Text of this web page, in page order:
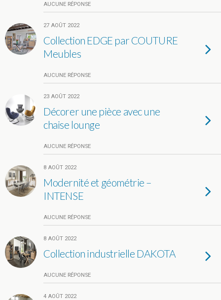
AUCUNE RÉPONSE
27 AOÛT 2022
Collection EDGE par COUTURE
Meubles
AUCUNE RÉPONSE
23 AOÛT 2022
Décorer une pièce avec une
chaise lounge
AUCUNE RÉPONSE
8 AOÛT 2022
Modernité et géométrie –
INTENSE
AUCUNE RÉPONSE
8 AOÛT 2022
Collection industrielle DAKOTA
AUCUNE RÉPONSE
4 AOÛT 2022